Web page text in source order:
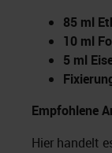
85 ml
10 ml
5 ml
Empfohlene
Hier handelt